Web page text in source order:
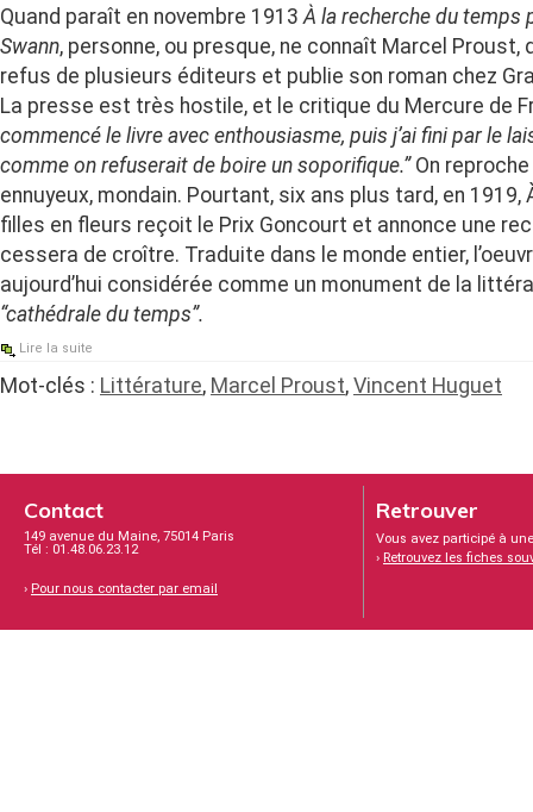
Quand paraît en novembre 1913 À la recherche du temps
Swann, personne, ou presque, ne connaît Marcel Proust,
refus de plusieurs éditeurs et publie son roman chez
La presse est très hostile, et le critique du Mercure de
commencé le livre avec enthousiasme, puis j’ai fini par le
comme on refuserait de boire un soporifique.”On reproche
ennuyeux, mondain. Pourtant, six ans plus tard, en 1919,
filles en fleurs reçoit le Prix Goncourt et annonce une
cessera de croître. Traduite dans le monde entier,
aujourd’hui considérée comme un monument de la
“cathédrale du temps”.
Lire la suite
Mot-clés : Littérature, Marcel Proust,Vincent Huguet
Contact
149 avenue du Maine, 75014 Paris
Tél : 01.48.06.23.12
› Pour nous contacter par email
Retrouver
Vous avez participé à
› Retrouvez les fiches